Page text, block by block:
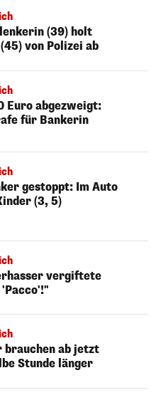
(39) holt
von Polizei ab
Euro abgezweigt:
für Bankerin
gestoppt: Im Auto
(3, 5)
vergiftete
brauchen ab jetzt
Stunde länger